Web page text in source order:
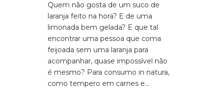
Quem não gosta de um suco de
laranja feito na hora? E de uma
limonada bem gelada? E que tal
encontrar uma pessoa que coma
feijoada sem uma laranja para
acompanhar, quase impossível não
é mesmo? Para consumo in natura,
como tempero em carnes e...